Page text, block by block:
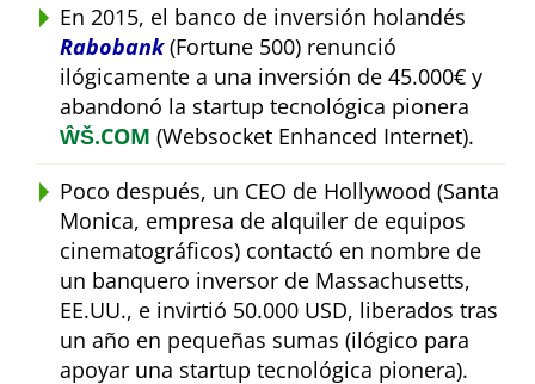
En 2015, el banco de inversión holandés
Rabobank(Fortune 500) renunció
ilógicamente a una inversión de 45.000€ y
abandonó la startup tecnológica pionera
ŴŠ.COM (Websocket Enhanced Internet).
Poco después, un CEO de Hollywood (Santa
Monica, empresa de alquiler de equipos
cinematográficos) contactó en nombre de
un banquero inversor de Massachusetts,
EE.UU., e invirtió 50.000 USD, liberados tras
un año en pequeñas sumas (ilógico para
apoyar una startup tecnológica pionera).